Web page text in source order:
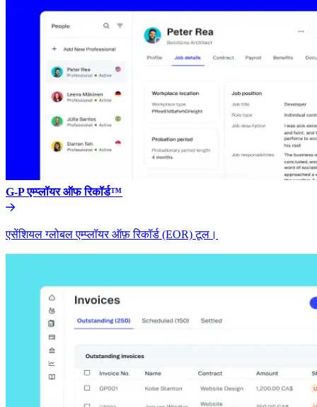
G-P एम्प्लॉयर ऑफ रिकॉर्ड™​​
एसेंशियल ग्लोबल एम्प्लॉयर ऑफ़ रिकॉर्ड (EOR) टूल।​​